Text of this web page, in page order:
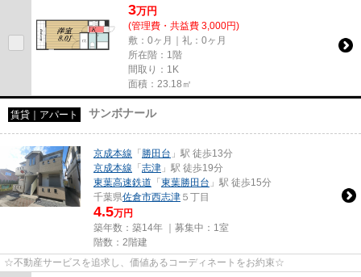
3万円
(管理費・共益費 3,000円)
敷：0ヶ月｜礼：0ヶ月
所在階：1階
間取り：1K
面積：23.18㎡
賃貸｜アパート サンボナール
京成本線 「勝田台 」駅 徒歩13分
京成本線 「志津 」駅 徒歩19分
東葉高速鉄道 「東葉勝田台 」駅 徒歩15分
千葉県佐倉市西志津 ５丁目
4.5万円
築年数：築14年 ｜募集中： 1室
階数：2階建
☆不動産サービスを追求し、価値あるコーディネートをお約束☆